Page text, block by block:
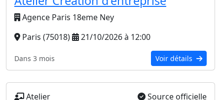
Agence Paris 18eme Ney
Paris (75018)
21/10/2026 à 12:00
Dans 3 mois Voir détails
Atelier Source officielle